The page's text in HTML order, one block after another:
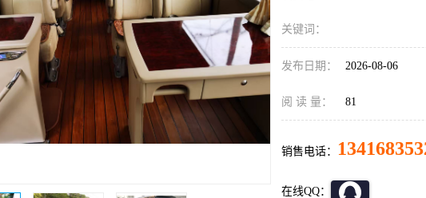
关键词：
发布日期： 2026-08-06
阅 读 量： 81
销售电话：
在线QQ：